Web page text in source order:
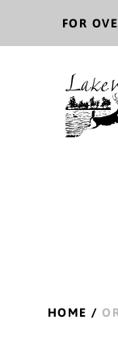
FOR
HOME /